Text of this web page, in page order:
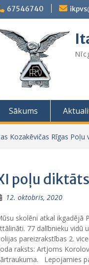
67546740
Sākums
Kozakēvičas Rīgas Poļu
poļu
12. oktobris, 2020
skolēni atkal ikgadējā
77 dalībnieku vidū
pareizrakstības 2.
raksts: Artjoms
Lepojamies